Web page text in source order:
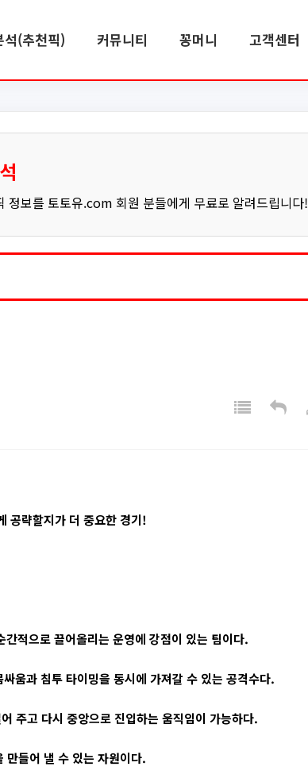
석(추천픽) 커뮤니티 꽁머니 고객센터
정보를 토토유.com 회원 분들에게 무료로 알려드립니다!
공략할지가 더 중요한 경기!
적으로 끌어올리는 운영에 강점이 있는 팀이다.
움과 침투 타이밍을 동시에 가져갈 수 있는 공격수다.
주고 다시 중앙으로 진입하는 움직임이 가능하다.
만들어 낼 수 있는 자원이다.